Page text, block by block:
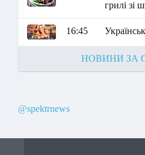
грилі зі
16:45
НОВИНИ ЗА
@spektrnews